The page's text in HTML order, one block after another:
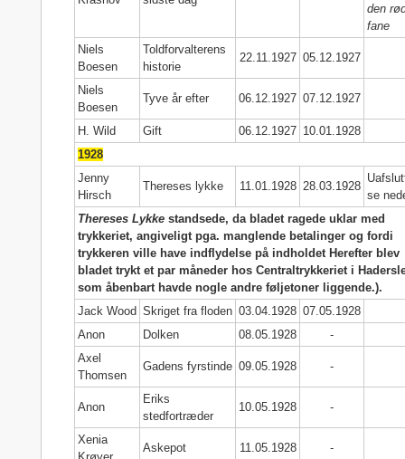
den
fane
Niels
Boesen
Toldforvalterens
historie
22.11.1927 05.12.1927
Niels
Boesen
Tyve år efter 06.12.1927 07.12.1927
H. Wild Gift 06.12.1927 10.01.1928
1928
Jenny
Hirsch
Thereses lykke 11.01.1928 28.03.1928
se
Thereses Lykke standsede, da bladet ragede uklar med
trykkeriet, angiveligt pga. manglende betalinger og fordi
trykkeren ville have indflydelse på indholdet Herefter blev
bladet trykt et par måneder hos Centraltrykkeriet i
som åbenbart havde nogle andre føljetoner liggende.).
Jack Wood Skriget fra floden 03.04.1928 07.05.1928
Anon
Dolken 08.05.1928
-
Axel
Thomsen
Gadens fyrstinde 09.05.1928 -
Anon
Eriks
stedfortræder
10.05.1928 -
Xenia
Askepot 11.05.1928 -